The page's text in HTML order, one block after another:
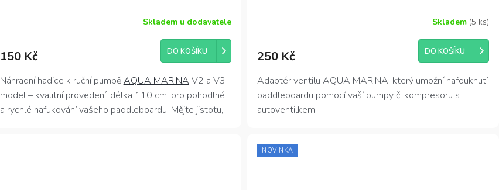
Skladem u dodavatele
150 Kč DO KOŠÍKU
Náhradní hadice k ruční pumpěAQUA MARINA V2 a V3
model – kvalitní provedení, délka 110 cm, pro pohodlné
a rychlé nafukování vašeho paddleboardu. Mějte jistotu,
je
z
hvězdiček.
Skladem (5 ks)
250 Kč DO KOŠÍKU
Adaptér ventilu AQUA MARINA, který umožní nafouknutí
paddleboardu pomocí vaší pumpy či kompresoru s
autoventilkem.
NOVINKA